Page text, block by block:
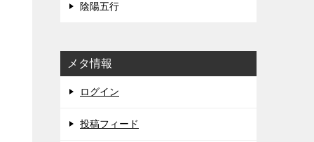
陰陽五行
メタ情報
ログイン
投稿フィード